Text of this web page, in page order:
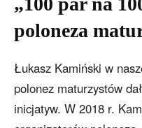
poloneza
Łukasz Kamiński w
polonez maturzystów
inicjatyw. W 2018 r.